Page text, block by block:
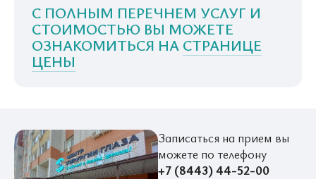
С ПОЛНЫМ ПЕРЕЧНЕМ УСЛУГ И
СТОИМОСТЬЮ ВЫ МОЖЕТЕ
ОЗНАКОМИТЬСЯ НА СТРАНИЦЕ
ЦЕНЫ
Записаться на прием вы
можете по телефону
+7 (8443) 44-52-00